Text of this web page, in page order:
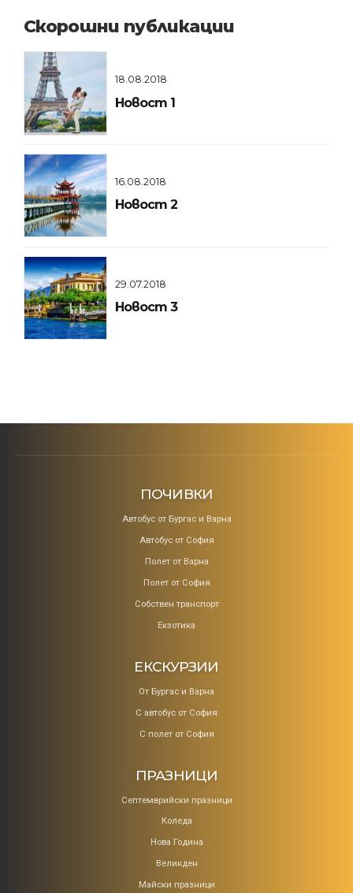
Скорошни публикации
18.08.2018
Новост 1
16.08.2018
Новост 2
29.07.2018
Новост 3
ПОЧИВКИ
Aвтобус от Бургас и Варна
Автобус от София
Полет от Варна
Полет от София
Собствен транспорт
Екзотика
ЕКСКУРЗИИ
От Бургас и Варна
С автобус от София
С полет от София
ПРАЗНИЦИ
Септемврийски празници
Коледa
Нова Година
Великден
Майски празници